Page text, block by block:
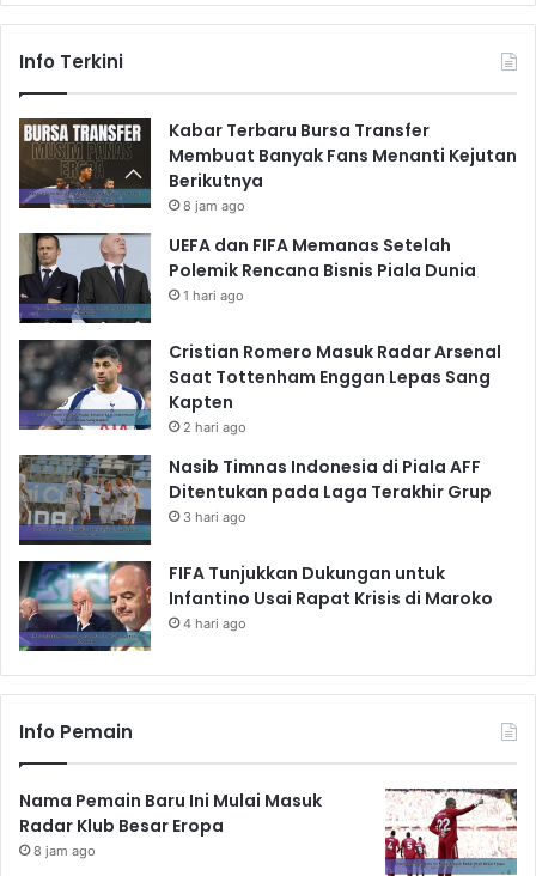
Info Terkini
Kabar Terbaru Bursa Transfer
Membuat Banyak Fans Menanti Kejutan
Berikutnya
8 jam ago
UEFA dan FIFA Memanas Setelah
Polemik Rencana Bisnis Piala Dunia
1 hari ago
Cristian Romero Masuk Radar Arsenal
Saat Tottenham Enggan Lepas Sang
Kapten
2 hari ago
Nasib Timnas Indonesia di Piala AFF
Ditentukan pada Laga Terakhir Grup
3 hari ago
FIFA Tunjukkan Dukungan untuk
Infantino Usai Rapat Krisis di Maroko
4 hari ago
Info Pemain
Nama Pemain Baru Ini Mulai Masuk
Radar Klub Besar Eropa
8 jam ago